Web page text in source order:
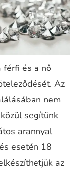
férfi és a nő
Az
nem
segítünk
arannyal
esetén 18
az